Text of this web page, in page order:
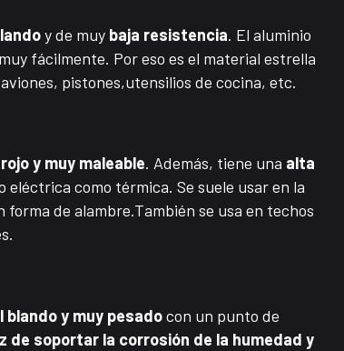
y de muybaja resistencia. El aluminio
fácilmente. Por eso es el material estrella
pistones,utensilios de cocina, etc.
y muy maleable. Además, tiene una alta
eléctrica como térmica. Se suele usar en la
de alambre.También se usa en techos
blando y muy pesadocon un punto de
de soportar la corrosión de la humedad y